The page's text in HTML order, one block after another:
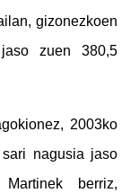
gizonezkoen
zuen 380,5
2003ko
nagusia jaso
berriz,